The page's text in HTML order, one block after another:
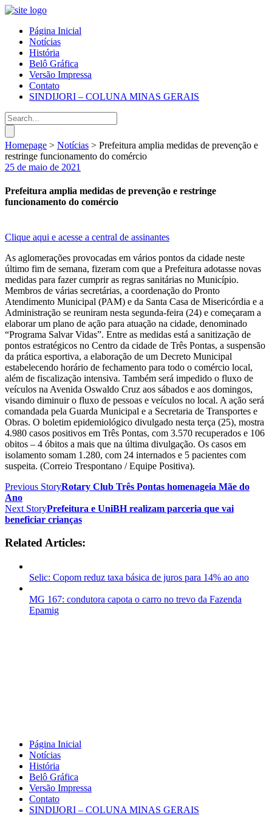
Página Inicial
Notícias
História
Belô Gráfica
Versão Impressa
Contato
SINDIJORI – COLUNA MINAS GERAIS
Homepage > Notícias > Prefeitura amplia medidas de prevenção e
restringe funcionamento do comércio
25 de maio de 2021
Prefeitura amplia medidas de prevenção e restringe
funcionamento do comércio
Clique aqui e acesse a central de assinantes
As aglomerações provocadas em vários pontos da cidade neste
último fim de semana, fizeram com que a Prefeitura adotasse novas
medidas para fazer cumprir as regras sanitárias no Município.
Membros de várias secretárias, a coordenação do Pronto
Atendimento Municipal (PAM) e da Santa Casa de Misericórdia e a
Administração se reuniram nesta segunda-feira (24) e começaram a
elaborar um plano de ação para atuação na cidade, denominado
“Programa Salvar Vidas”. Entre as medidas está a sanitização de
pontos estratégicos no Centro da cidade de Três Pontas, a suspensão
da prática esportiva, a elaboração de um Decreto Municipal
estabelecendo horário de fechamento para todo o comércio local,
além de fiscalização intensiva. Também será impedido o fluxo de
veículos na Avenida Oswaldo Cruz aos sábados e aos domingos,
visando diminuir o fluxo de pessoas e veículos no local. A ação será
comandada pela Guarda Municipal e a Secretaria de Transportes e
Obras. O boletim epidemiológico divulgado nesta terça (25), mostra
4.980 casos positivos em Três Pontas, com 3.570 recuperados e 106
obitos – 4 óbitos a mais que na última divulgação. Os casos em
isolamento somam 1.280, com 24 internados e 5 pacientes com
suspeita. (Correio Trespontano / Equipe Positiva).
Previous StoryRotary Club Três Pontas homenageia Mãe do
Ano
Next StoryPrefeitura e UniBH realizam parceria que vai
beneficiar crianças
Related Articles:
Selic: Copom reduz taxa básica de juros para 14% ao ano
MG 167: condutora capota o carro no trevo da Fazenda
Epamig
Página Inicial
Notícias
História
Belô Gráfica
Versão Impressa
Contato
SINDIJORI – COLUNA MINAS GERAIS